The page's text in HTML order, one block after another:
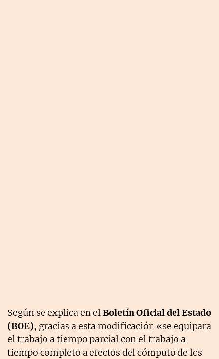
Según se explica en elBoletín Oficial del Estado
(BOE), gracias a esta modificación «se equipara
el trabajo a tiempo parcial con el trabajo a
tiempo completo a efectos del cómputo de los